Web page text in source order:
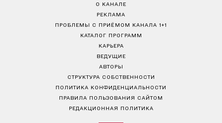
О КАНАЛЕ
РЕКЛАМА
ПРОБЛЕМЫ С ПРИЁМОМ КАНАЛА 1+1
КАТАЛОГ ПРОГРАММ
КАРЬЕРА
ВЕДУЩИЕ
АВТОРЫ
СТРУКТУРА СОБСТВЕННОСТИ
ПОЛИТИКА КОНФИДЕНЦИАЛЬНОСТИ
ПРАВИЛА ПОЛЬЗОВАНИЯ САЙТОМ
РЕДАКЦИОННАЯ ПОЛИТИКА